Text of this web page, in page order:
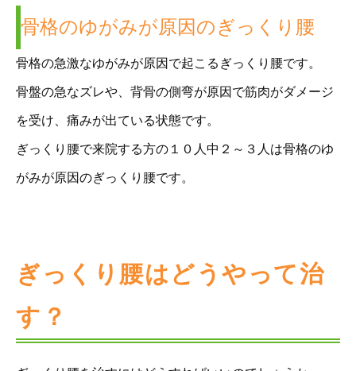
骨格のゆがみが原因のぎっくり腰
骨格の急激なゆがみが原因で起こるぎっくり腰です。
骨盤の急なズレや、背骨の側弯が原因で筋肉がダメージ
を受け、痛みが出ている状態です。
ぎっくり腰で来院する方の１０人中２～３人は骨格のゆ
がみが原因のぎっくり腰です。
ぎっくり腰はどうやって治
す？